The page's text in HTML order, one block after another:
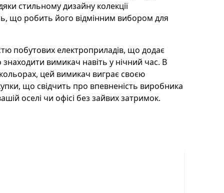
стильному дизайну колекції
що робить його відмінним вибором для
побутових електроприладів, що додає
знаходити вимикач навіть у нічний час. В
цей вимикач виграє своєю
що свідчить про впевненість виробника
оселі чи офісі без зайвих затримок.